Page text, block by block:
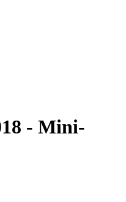
- Mini-